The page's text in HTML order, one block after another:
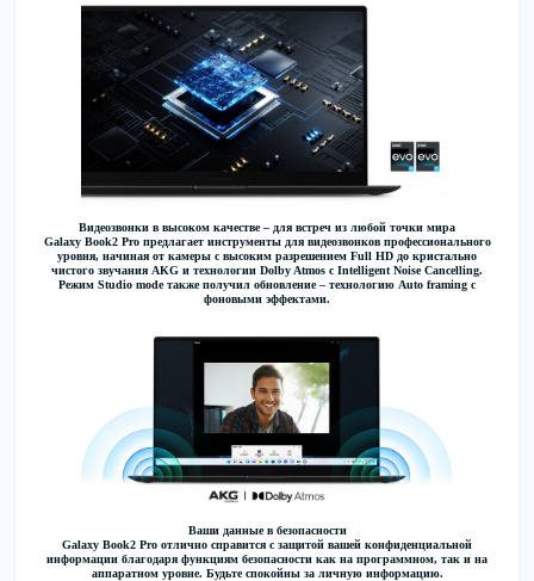
Видеозвонки в высоком качестве – для встреч из любой точки мира
Galaxy Book2 Pro предлагает инструменты для видеозвонков профессионального
уровня, начиная от камеры с высоким разрешением Full HD до кристально
чистого звучания AKG и технологии Dolby Atmos с Intelligent Noise Cancelling.
Режим Studio mode также получил обновление – технологию Auto framing с
фоновыми эффектами.
Ваши данные в безопасности
Galaxy Book2 Pro отлично справится с защитой вашей конфиденциальной
информации благодаря функциям безопасности как на программном, так и на
аппаратном уровне. Будьте спокойны за личную информацию.